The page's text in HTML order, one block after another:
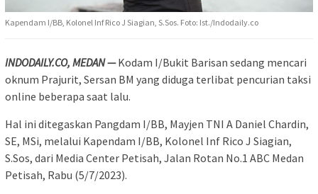
Kapendam I/BB, Kolonel Inf Rico J Siagian, S.Sos. Foto: Ist./Indodaily.co
INDODAILY.CO, MEDAN — Kodam I/Bukit Barisan sedang mencari
oknum Prajurit, Sersan BM yang diduga terlibat pencurian taksi
online beberapa saat lalu.
Hal ini ditegaskan Pangdam I/BB, Mayjen TNI A Daniel Chardin,
SE, MSi, melalui Kapendam I/BB, Kolonel Inf Rico J Siagian,
S.Sos, dari Media Center Petisah, Jalan Rotan No.1 ABC Medan
Petisah, Rabu (5/7/2023).